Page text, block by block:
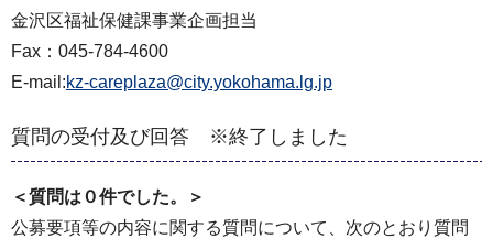
金沢区福祉保健課事業企画担当
Fax：045-784-4600
E-mail:kz-careplaza@city.yokohama.lg.jp
質問の受付及び回答 ※終了しました
＜質問は０件でした。＞
公募要項等の内容に関する質問について、次のとおり質問